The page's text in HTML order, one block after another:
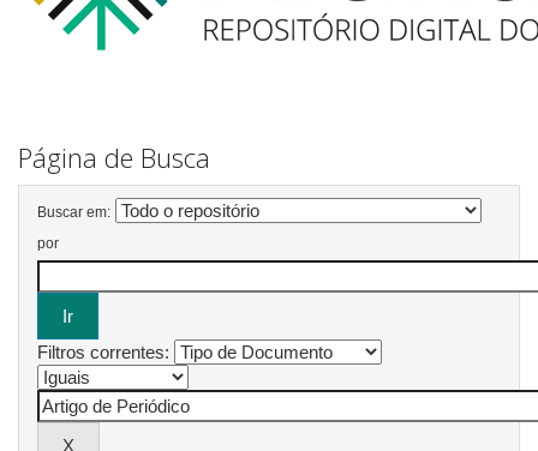
Página de Busca
Buscar em:
por
Filtros correntes: